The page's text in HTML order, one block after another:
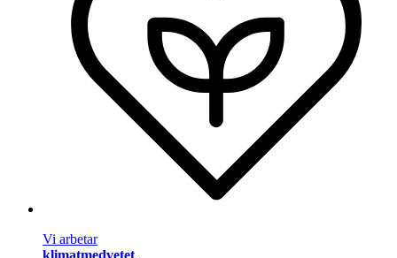
Vi arbetar
klimatmedvetet.